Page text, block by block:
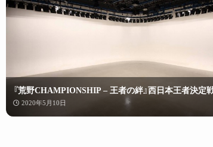
『荒野CHAMPIONSHIP – 王者の絆』西日本王者決定
2020年5月10日